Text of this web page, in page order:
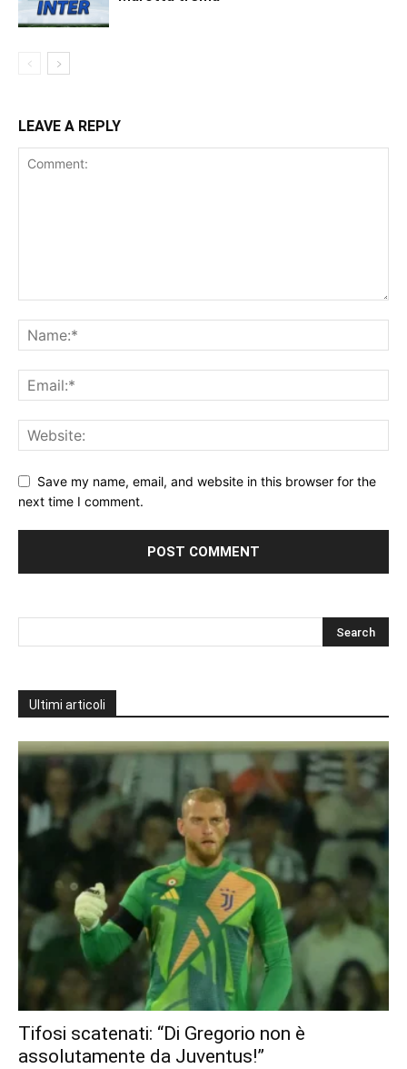
LEAVE A REPLY
Save my name, email, and website in this browser for the
next time I comment.
Ultimi articoli
Tifosi scatenati: “Di Gregorio non è
assolutamente da Juventus!”